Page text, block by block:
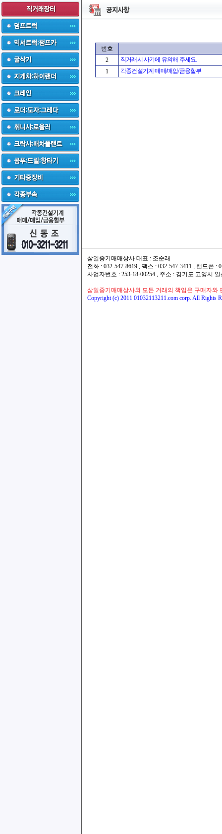
번호
2
직거래시 사기에 유의해 주세요.
1
각종건설기계 매매/매입/금융할부
삼일중기매매상사 대표 : 조순래
전화 : 032-547-8619 , 팩스 : 032-547-3411 , 핸드폰
사업자번호 : 253-18-00254 , 주소 : 경기도 고양시
삼일중기매매상사외 모든 거래의 책임은 구매자와
Copyright (c) 2011 01032113211.com corp. All Rights